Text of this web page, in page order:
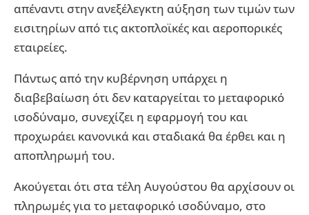
απέναντι στην ανεξέλεγκτη αύξηση των τιμών των
εισιτηρίων από τις ακτοπλοϊκές και αεροπορικές
εταιρείες.
Πάντως από την κυβέρνηση υπάρχει η
διαβεβαίωση ότι δεν καταργείται το μεταφορικό
ισοδύναμο, συνεχίζει η εφαρμογή του και
προχωράει κανονικά και σταδιακά θα έρθει και η
αποπληρωμή του.
Ακούγεται ότι στα τέλη Αυγούστου θα αρχίσουν οι
πληρωμές για το μεταφορικό ισοδύναμο, στο